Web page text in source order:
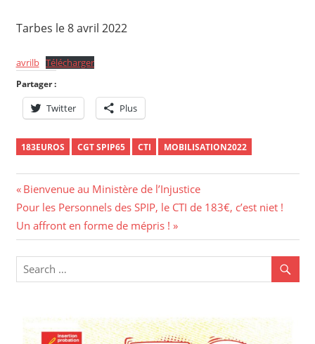
Tarbes le 8 avril 2022
avrilb Télécharger
Partager :
Twitter Plus
183EUROS CGT SPIP65 CTI MOBILISATION2022
Navigation
de
l’article
Previous
Post:
Bienvenue au Ministère de l’Injustice
Next
Post:
Pour les Personnels des SPIP, le CTI de 183€, c’est niet !
Un affront en forme de mépris !